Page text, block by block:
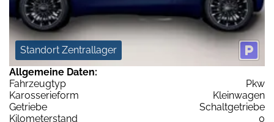
Standort Zentrallager
Allgemeine Daten:
Fahrzeugtyp
Pkw
Karosserieform
Kleinwagen
Getriebe
Schaltgetriebe
Kilometerstand
0